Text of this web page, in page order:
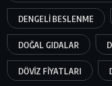
DENGELI BESLENME
DOĞAL GIDALAR
DÖVIZ FIYATLARI